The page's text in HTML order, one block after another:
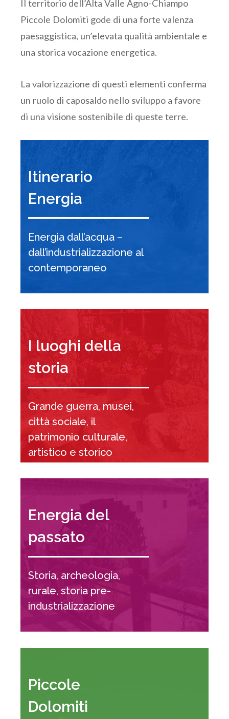
Il territorio dell’Alta Valle Agno-Chiampo
Piccole Dolomiti gode di una forte valenza
paesaggistica, un’elevata qualità ambientale e
una storica vocazione energetica.
La valorizzazione di questi elementi conferma
un ruolo di caposaldo nello sviluppo a favore
di una visione sostenibile di queste terre.
Itinerario
Energia
Energia dall’acqua –
dall’industrializzazione al
contemporaneo
I luoghi della
storia
Grande guerra, musei,
città sociale, il
patrimonio culturale,
artistico e storico
Energia del
passato
Storia, archeologia,
rurale, storia pre-
industrializzazione
Piccole
Dolomiti